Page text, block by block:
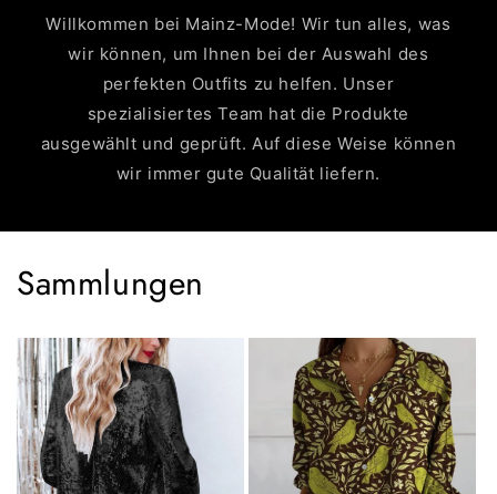
Willkommen bei Mainz-Mode! Wir tun alles, was
wir können, um Ihnen bei der Auswahl des
perfekten Outfits zu helfen. Unser
spezialisiertes Team hat die Produkte
ausgewählt und geprüft. Auf diese Weise können
wir immer gute Qualität liefern.
Sammlungen